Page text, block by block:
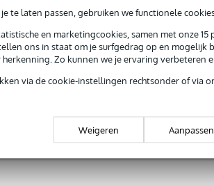
te laten passen, gebruiken we functionele
en marketingcookies, samen met onze
ons in staat om je surfgedrag op en mogelijk
Zo kunnen we je ervaring verbeteren
via de cookie-instellingen rechtsonder of via
Weigeren Aanpassen